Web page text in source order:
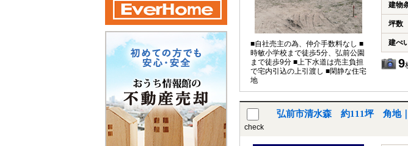
■自社売主の為、仲介手数料なし ■
時敏小学校まで徒歩5分、弘前公園
まで徒歩9分 ■上下水道は売主負担
で宅内引込の上引渡し ■閑静な住宅
地
建物
坪数
建ぺ
9
check
弘前市清水森 約111坪 角地